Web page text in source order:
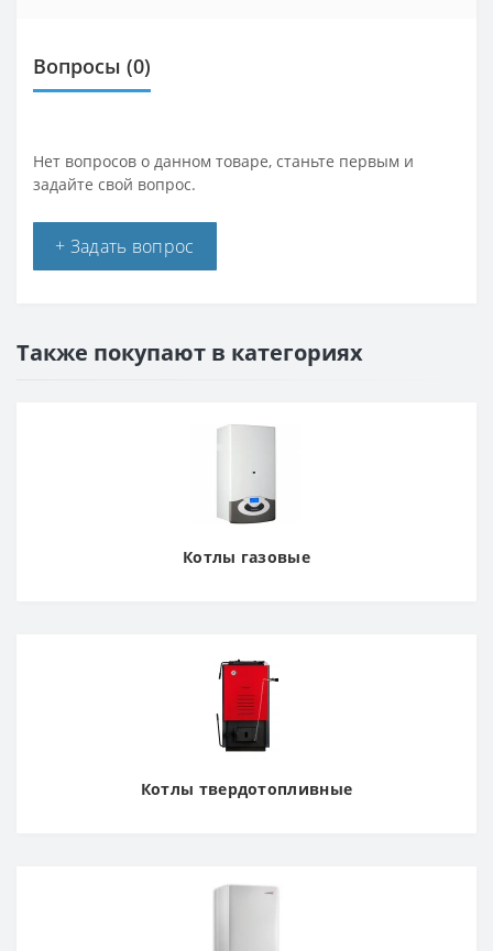
Вопросы (0)
Нет вопросов о данном товаре, станьте первым и
задайте свой вопрос.
+ Задать вопрос
Также покупают в категориях
Котлы газовые
Котлы твердотопливные